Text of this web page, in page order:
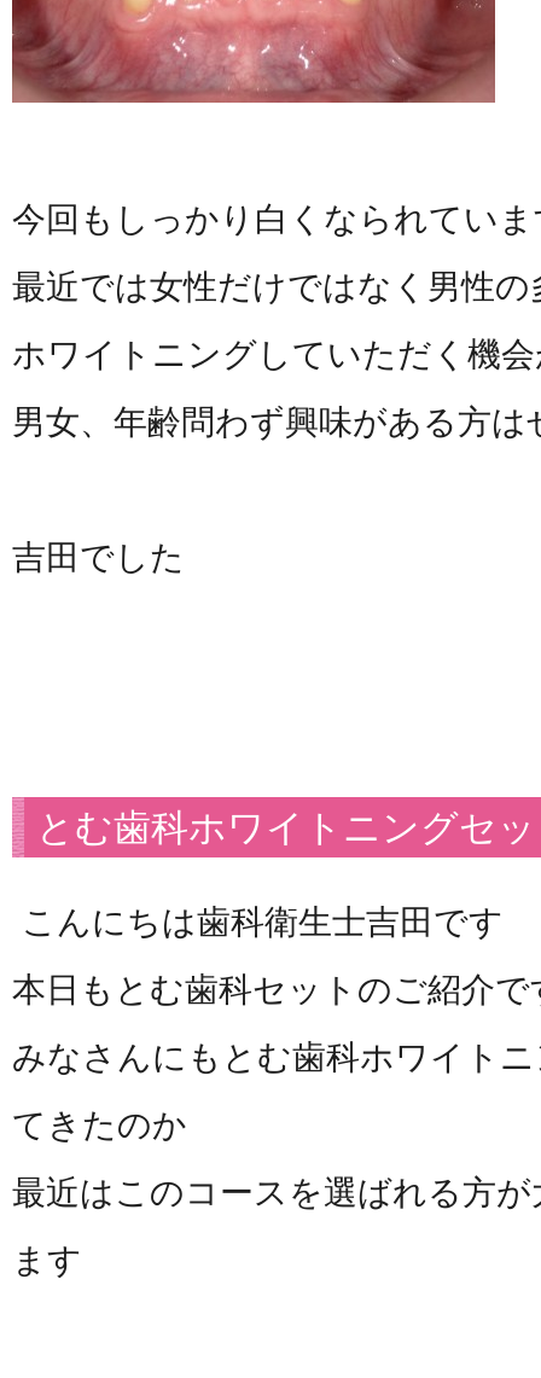
今回もしっかり白くなられてい
最近では女性だけではなく男性
ホワイトニングしていただく機
男女、年齢問わず興味がある方
吉田でした
とむ歯科ホワイトニングセ
こんにちは歯科衛生士吉田です
本日もとむ歯科セットのご紹介で
みなさんにもとむ歯科ホワイト
てきたのか
最近はこのコースを選ばれる方
ます